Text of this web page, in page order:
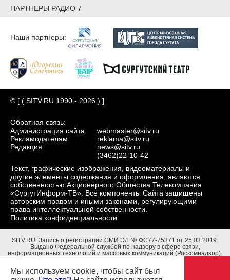
ПАРТНЕРЫ РАДИО 7
Наши партнеры:
© [ ( SITV.RU 1990 - 2026 ) ]
Обратная связь:
Администрация сайта
Рекламодателям
Редакция
webmaster@sitv.ru
reklama@sitv.ru
news@sitv.ru
(3462)22-10-42
Текст, графические изображения, видеоматериалы и
другие элементы содержания и оформления, являются
собственностью Акционерного Общества Телекомпания
«СургутИнформ-ТВ». Все компоненты Сайта защищены
авторским правом и иными законами, регулирующими
права интеллектуальной собственности.
Политика конфиденциальности.
SITV.RU. Запись о регистрации СМИ ЭЛ № ФС77-75371 от 25.03.2019.
Выдано Федеральной службой по надзору в сфере связи,
информационных технологий и массовых коммуникаций (Роскомнадзор).
Адрес редакции: 628403, Тюменская обл., ХМАО - Югра, г. Сургут, ул.
Маяковского, д. 16. Главный редактор: Чубенко В.Л.
Мы используем cookie, чтобы сайт был